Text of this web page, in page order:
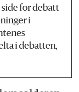
for debatt
i
i debatten,